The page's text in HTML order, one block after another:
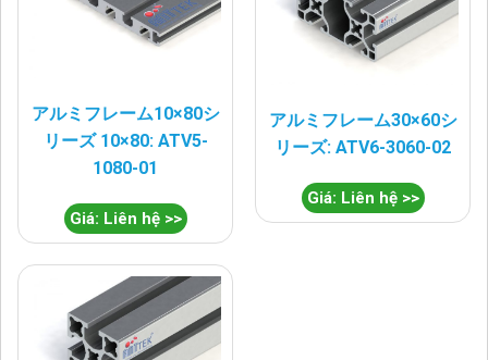
アルミフレーム10×80シ
リーズ 10×80: ATV5-
1080-01
Giá: Liên hệ >>
アルミフレーム30×60シ
リーズ: ATV6-3060-02
Giá: Liên hệ >>